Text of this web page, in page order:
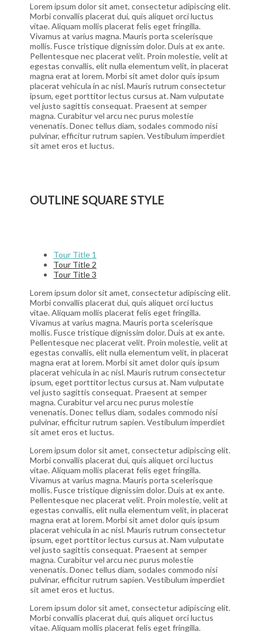
Lorem ipsum dolor sit amet, consectetur adipiscing elit.
Morbi convallis placerat dui, quis aliquet orci luctus
vitae. Aliquam mollis placerat felis eget fringilla.
Vivamus at varius magna. Mauris porta scelerisque
mollis. Fusce tristique dignissim dolor. Duis at ex ante.
Pellentesque nec placerat velit. Proin molestie, velit at
egestas convallis, elit nulla elementum velit, in placerat
magna erat at lorem. Morbi sit amet dolor quis ipsum
placerat vehicula in ac nisl. Mauris rutrum consectetur
ipsum, eget porttitor lectus cursus at. Nam vulputate
vel justo sagittis consequat. Praesent at semper
magna. Curabitur vel arcu nec purus molestie
venenatis. Donec tellus diam, sodales commodo nisi
pulvinar, efficitur rutrum sapien. Vestibulum imperdiet
sit amet eros et luctus.
OUTLINE SQUARE STYLE
Tour Title 1
Tour Title 2
Tour Title 3
Lorem ipsum dolor sit amet, consectetur adipiscing elit.
Morbi convallis placerat dui, quis aliquet orci luctus
vitae. Aliquam mollis placerat felis eget fringilla.
Vivamus at varius magna. Mauris porta scelerisque
mollis. Fusce tristique dignissim dolor. Duis at ex ante.
Pellentesque nec placerat velit. Proin molestie, velit at
egestas convallis, elit nulla elementum velit, in placerat
magna erat at lorem. Morbi sit amet dolor quis ipsum
placerat vehicula in ac nisl. Mauris rutrum consectetur
ipsum, eget porttitor lectus cursus at. Nam vulputate
vel justo sagittis consequat. Praesent at semper
magna. Curabitur vel arcu nec purus molestie
venenatis. Donec tellus diam, sodales commodo nisi
pulvinar, efficitur rutrum sapien. Vestibulum imperdiet
sit amet eros et luctus.
Lorem ipsum dolor sit amet, consectetur adipiscing elit.
Morbi convallis placerat dui, quis aliquet orci luctus
vitae. Aliquam mollis placerat felis eget fringilla.
Vivamus at varius magna. Mauris porta scelerisque
mollis. Fusce tristique dignissim dolor. Duis at ex ante.
Pellentesque nec placerat velit. Proin molestie, velit at
egestas convallis, elit nulla elementum velit, in placerat
magna erat at lorem. Morbi sit amet dolor quis ipsum
placerat vehicula in ac nisl. Mauris rutrum consectetur
ipsum, eget porttitor lectus cursus at. Nam vulputate
vel justo sagittis consequat. Praesent at semper
magna. Curabitur vel arcu nec purus molestie
venenatis. Donec tellus diam, sodales commodo nisi
pulvinar, efficitur rutrum sapien. Vestibulum imperdiet
sit amet eros et luctus.
Lorem ipsum dolor sit amet, consectetur adipiscing elit.
Morbi convallis placerat dui, quis aliquet orci luctus
vitae. Aliquam mollis placerat felis eget fringilla.